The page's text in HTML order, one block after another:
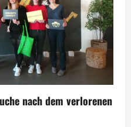
nach dem verlorenen